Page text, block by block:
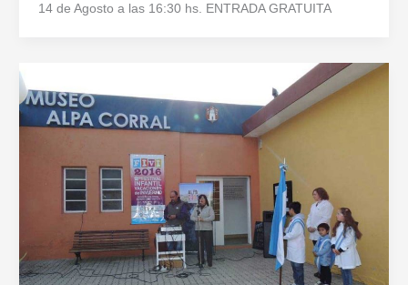
14 de Agosto a las 16:30 hs. ENTRADA GRATUITA